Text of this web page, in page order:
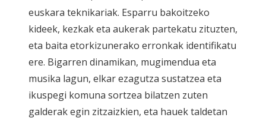
euskara teknikariak. Esparru bakoitzeko
kideek, kezkak eta aukerak partekatu zituzten,
eta baita etorkizunerako erronkak identifikatu
ere. Bigarren dinamikan, mugimendua eta
musika lagun, elkar ezagutza sustatzea eta
ikuspegi komuna sortzea bilatzen zuten
galderak egin zitzaizkien, eta hauek taldetan